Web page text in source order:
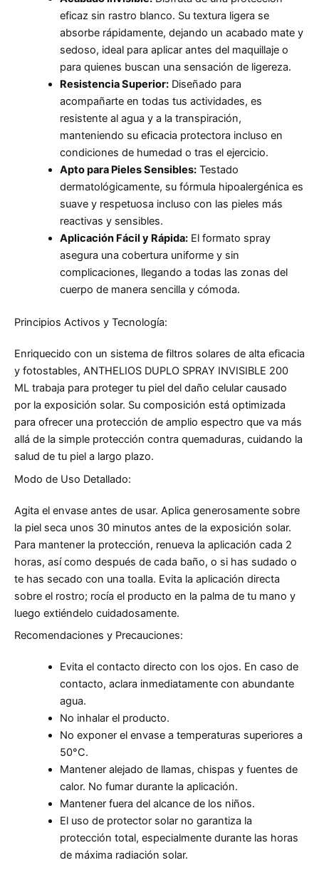
eficaz sin rastro blanco. Su textura ligera se
absorbe rápidamente, dejando un acabado mate y
sedoso, ideal para aplicar antes del maquillaje o
para quienes buscan una sensación de ligereza.
Resistencia Superior:Diseñado para
acompañarte en todas tus actividades, es
resistente al agua y a la transpiración,
manteniendo su eficacia protectora incluso en
condiciones de humedad o tras el ejercicio.
Apto para Pieles Sensibles:Testado
dermatológicamente, su fórmula hipoalergénica es
suave y respetuosa incluso con las pieles más
reactivas y sensibles.
Aplicación Fácil y Rápida:El formato spray
asegura una cobertura uniforme y sin
complicaciones, llegando a todas las zonas del
cuerpo de manera sencilla y cómoda.
Principios Activos y Tecnología:
Enriquecido con un sistema de filtros solares de alta eficacia
y fotostables, ANTHELIOS DUPLO SPRAY INVISIBLE 200
ML trabaja para proteger tu piel del daño celular causado
por la exposición solar. Su composición está optimizada
para ofrecer una protección de amplio espectro que va más
allá de la simple protección contra quemaduras, cuidando la
salud de tu piel a largo plazo.
Modo de Uso Detallado:
Agita el envase antes de usar. Aplica generosamente sobre
la piel seca unos 30 minutos antes de la exposición solar.
Para mantener la protección, renueva la aplicación cada 2
horas, así como después de cada baño, o si has sudado o
te has secado con una toalla. Evita la aplicación directa
sobre el rostro; rocía el producto en la palma de tu mano y
luego extiéndelo cuidadosamente.
Recomendaciones y Precauciones:
Evita el contacto directo con los ojos. En caso de
contacto, aclara inmediatamente con abundante
agua.
No inhalar el producto.
No exponer el envase a temperaturas superiores a
50°C.
Mantener alejado de llamas, chispas y fuentes de
calor. No fumar durante la aplicación.
Mantener fuera del alcance de los niños.
El uso de protector solar no garantiza la
protección total, especialmente durante las horas
de máxima radiación solar.